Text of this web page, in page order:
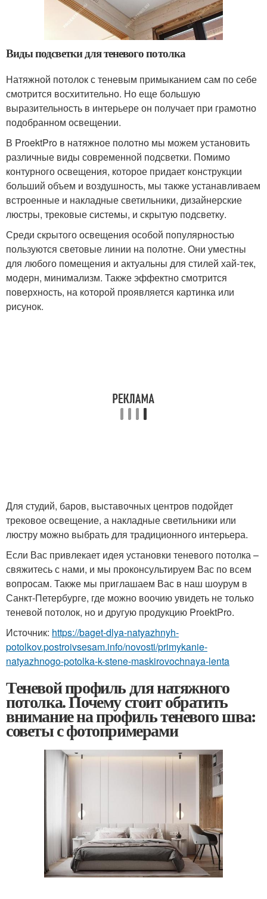
Виды подсветки для теневого потолка
Натяжной потолок с теневым примыканием сам по себе
смотрится восхитительно. Но еще большую
выразительность в интерьере он получает при грамотно
подобранном освещении.
В ProektPro в натяжное полотно мы можем установить
различные виды современной подсветки. Помимо
контурного освещения, которое придает конструкции
больший объем и воздушность, мы также устанавливаем
встроенные и накладные светильники, дизайнерские
люстры, трековые системы, и скрытую подсветку.
Среди скрытого освещения особой популярностью
пользуются световые линии на полотне. Они уместны
для любого помещения и актуальны для стилей хай-тек,
модерн, минимализм. Также эффектно смотрится
поверхность, на которой проявляется картинка или
рисунок.
Для студий, баров, выставочных центров подойдет
трековое освещение, а накладные светильники или
люстру можно выбрать для традиционного интерьера.
Если Вас привлекает идея установки теневого потолка –
свяжитесь с нами, и мы проконсультируем Вас по всем
вопросам. Также мы приглашаем Вас в наш шоурум в
Санкт-Петербурге, где можно воочию увидеть не только
теневой потолок, но и другую продукцию ProektPro.
Источник: https://baget-dlya-natyazhnyh-
potolkov.postroivsesam.info/novosti/primykanie-
natyazhnogo-potolka-k-stene-maskirovochnaya-lenta
Теневой профиль для натяжного
потолка. Почему стоит обратить
внимание на профиль теневого шва:
советы с фотопримерами